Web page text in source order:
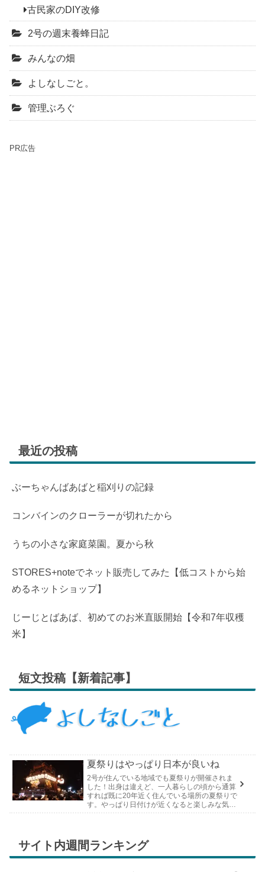
古民家のDIY改修
2号の週末養蜂日記
みんなの畑
よしなしごと。
管理ぶろぐ
PR広告
最近の投稿
ぶーちゃんばあばと稲刈りの記録
コンバインのクローラーが切れたから
うちの小さな家庭菜園。夏から秋
STORES+noteでネット販売してみた【低コストから始
めるネットショップ】
じーじとばあば、初めてのお米直販開始【令和7年収穫
米】
短文投稿【新着記事】
夏祭りはやっぱり日本が良いね
2号が住んでいる地域でも夏祭りが開催されま
した！出身は違えど、一人暮らしの頃から通算
すれば既に20年近く住んでいる場所の夏祭りで
す。やっぱり日付けが近くなると楽しみな気持
サイト内週間ランキング